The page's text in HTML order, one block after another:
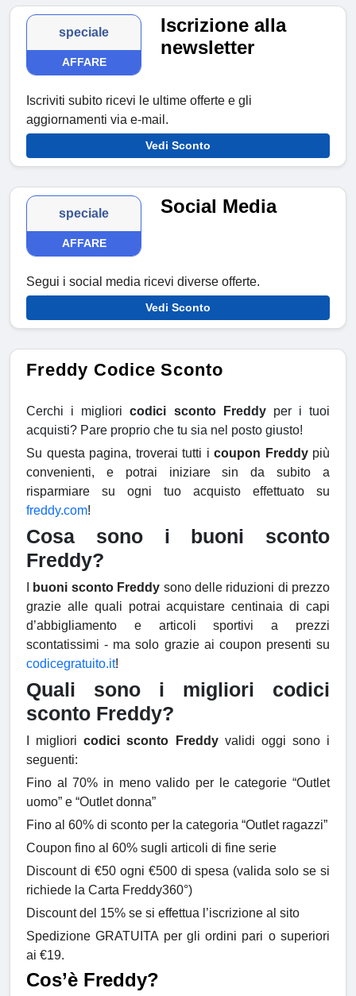
speciale
AFFARE
Iscrizione alla
newsletter
Iscriviti subito ricevi le ultime offerte e gli
aggiornamenti via e-mail.
Vedi Sconto
speciale
AFFARE
Social Media
Segui i social media ricevi diverse offerte.
Vedi Sconto
Freddy Codice Sconto
Cerchi i miglioricodici sconto Freddyper i tuoi
acquisti? Pare proprio che tu sia nel posto giusto!
Su questa pagina, troverai tutti i coupon Freddypiù
convenienti, e potrai iniziare sin da subito a
risparmiare su ogni tuo acquisto effettuato su
freddy.com!
Cosa sono i buoni sconto
Freddy?
buoni sconto Freddy sono delle riduzioni di prezzo
grazie alle quali potrai acquistare centinaia di capi
d’abbigliamento e articoli sportivi a prezzi
scontatissimi - ma solo grazie ai coupon presenti su
codicegratuito.it!
Quali sono i migliori codici
sconto Freddy?
I miglioricodici sconto Freddyvalidi oggi sono i
seguenti:
Fino al 70% in meno valido per le categorie “Outlet
uomo” e “Outlet donna”
Fino al 60% di sconto per la categoria “Outlet ragazzi”
Coupon fino al 60% sugli articoli di fine serie
Discount di €50 ogni €500 di spesa (valida solo se si
richiede la Carta Freddy360°)
Discount del 15% se si effettua l’iscrizione al sito
Spedizione GRATUITA per gli ordini pari o superiori
ai €19.
Cos’è Freddy?